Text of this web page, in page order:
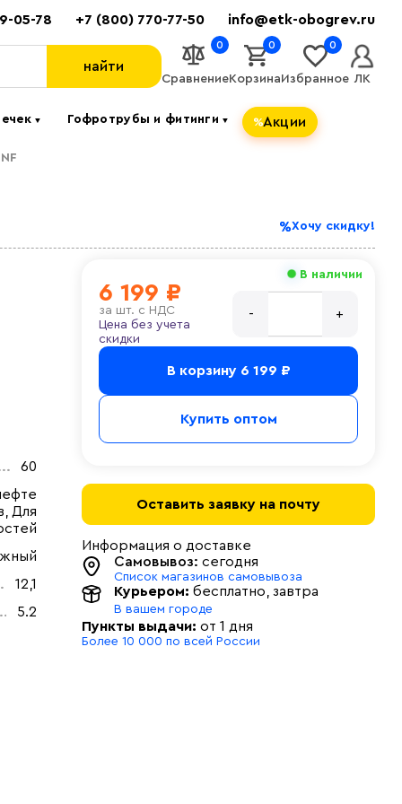
05-78 +7 (800) 770-77-50 info@etk-obogrev.ru
найти
Сравнение
0
Корзина
0
Избранное
0
ЛК
▼ Гофротрубы и фитинги▼ Акции
Хочу скидку!
60
Для
12,1
5.2
В наличии
6 199 ₽
за шт. с НДС
Цена без учета
скидки
В корзину 6 199 ₽
Купить оптом
Оставить заявку на почту
Информация о доставке
Самовывоз: сегодня
Список магазинов самовывоза
Курьером: бесплатно , завтра
В вашем городе
Пункты выдачи: от 1 дня
Более 10 000 по всей России